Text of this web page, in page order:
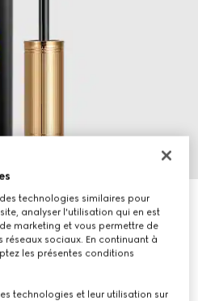
technologies similaires pour
analyser l'utilisation qui en est
marketing et vous permettre de
sociaux. En continuant à
les présentes conditions
technologies et leur utilisation sur